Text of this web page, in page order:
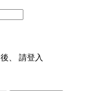
後、 請登入